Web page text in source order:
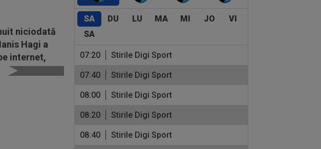
niciodată
Hagi a
internet,
SA DU LU MA MI JO
VI
SA
07:20 Stirile Digi Sport
07:40 Stirile Digi Sport
08:00 Stirile Digi Sport
08:20 Stirile Digi Sport
08:40 Stirile Digi Sport